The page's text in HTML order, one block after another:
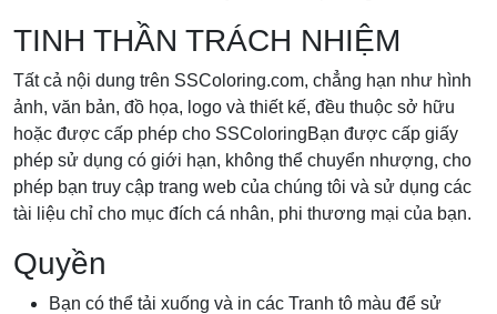
TINH THẦN TRÁCH NHIỆM
Tất cả nội dung trên SSColoring.com, chẳng hạn như hình
ảnh, văn bản, đồ họa, logo và thiết kế, đều thuộc sở hữu
hoặc được cấp phép cho SSColoringBạn được cấp giấy
phép sử dụng có giới hạn, không thể chuyển nhượng, cho
phép bạn truy cập trang web của chúng tôi và sử dụng các
tài liệu chỉ cho mục đích cá nhân, phi thương mại của bạn.
Quyền
Bạn có thể tải xuống và in các Tranh tô màu để sử